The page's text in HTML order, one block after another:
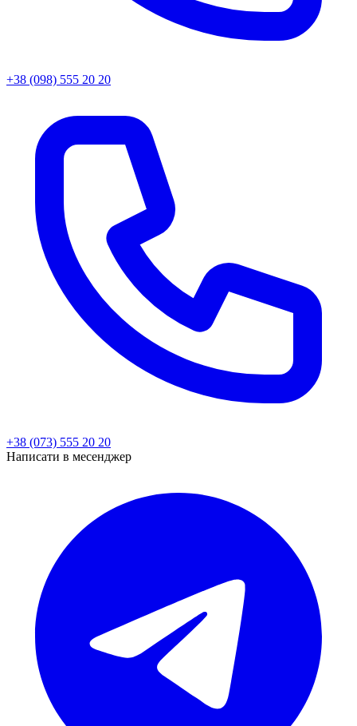
+38 (098) 555 20 20
+38 (073) 555 20 20
Написати в месенджер